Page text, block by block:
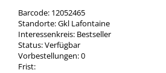
Barcode: 12052465
Standorte:Gkl Lafontaine
Interessenkreis: Bestseller
Status:Verfügbar
Vorbestellungen:0
Frist: